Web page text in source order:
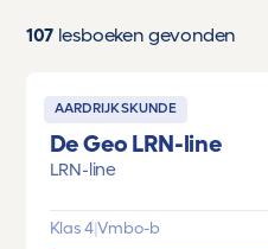
107lesboeken gevonden
AARDRIJKSKUNDE
De Geo LRN-line
LRN-line
Klas 4|Vmbo-b